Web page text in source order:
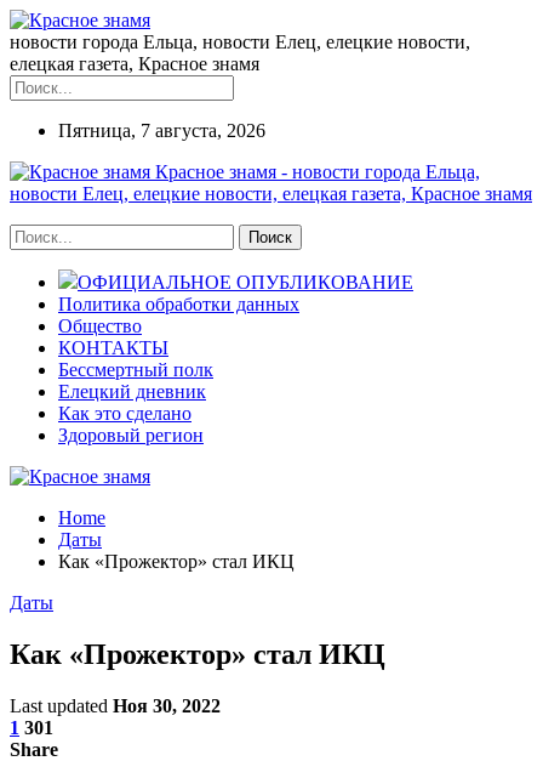
новости города Ельца, новости Елец, елецкие новости,
елецкая газета, Красное знамя
Пятница, 7 августа, 2026
Красное знамя - новости города Ельца,
новости Елец, елецкие новости, елецкая газета, Красное знамя
ОФИЦИАЛЬНОЕ ОПУБЛИКОВАНИЕ
Политика обработки данных
Общество
КОНТАКТЫ
Бессмертный полк
Елецкий дневник
Как это сделано
Здоровый регион
Home
Даты
Как «Прожектор» стал ИКЦ
Даты
Как «Прожектор» стал ИКЦ
Last updated Ноя 30, 2022
1 301
Share